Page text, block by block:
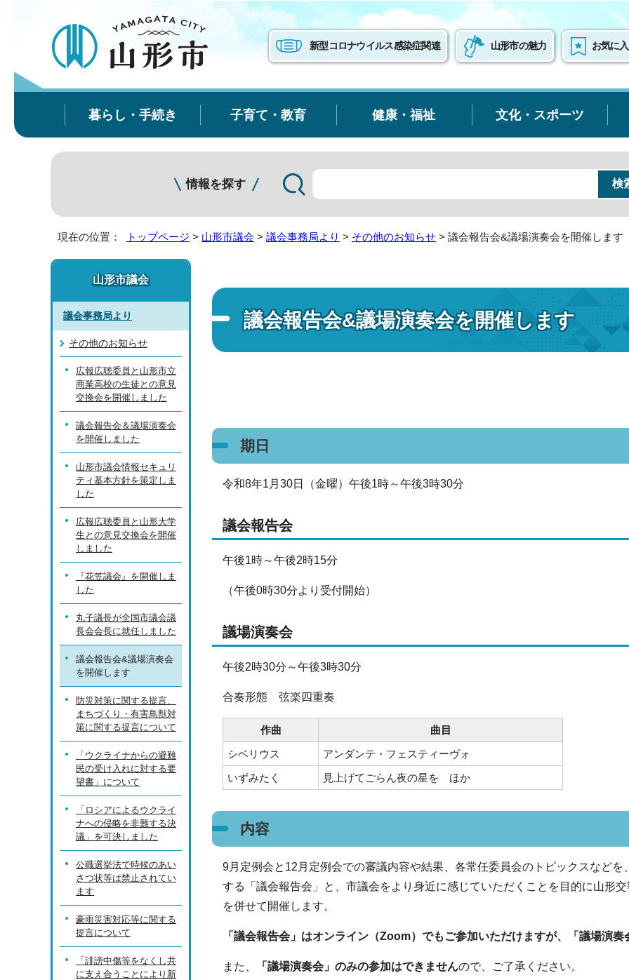
新型コロナウイルス感染症関連 山形市の魅力 お気に
暮らし・手続き 子育て・教育 健康・福祉 文化・スポーツ
情報を探す
現在の位置： トップページ > 山形市議会 > 議会事務局より > その他のお知らせ > 議会報告会&議場演奏会を開催します
議会報告会&議場演奏会を開催します
期日
令和8年1月30日（金曜）午後1時～午後3時30分
議会報告会
午後1時～午後2時15分
（午後0時30分より受付開始）
議場演奏会
午後2時30分～午後3時30分
合奏形態 弦楽四重奏
作曲
曲目
シベリウス
アンダンテ・フェスティーヴォ
いずみたく
見上げてごらん夜の星を ほか
内容
9月定例会と12月定例会での審議内容や結果、各常任委員会のトピックスなど
する「議会報告会」と、市議会をより身近に感じていただくことを目的に山形
を併せて開催します。
「議会報告会」はオンライン（Zoom）でもご参加いただけますが、「議場演
また、 「議場演奏会」のみの参加はできませんので、ご了承ください。
山形市議会
議会事務局より
その他のお知らせ
広報広聴委員と山形市立
商業高校の生徒との意見
交換会を開催しました
議会報告会＆議場演奏会
を開催しました
山形市議会情報セキュリ
ティ基本方針を策定しま
した
広報広聴委員と山形大学
生との意見交換会を開催
しました
『花笠議会』を開催しま
した
丸子議長が全国市議会議
長会会長に就任しました
議会報告会&議場演奏会
を開催します
防災対策に関する提言、
まちづくり・有害鳥獣対
策に関する提言について
「ウクライナからの避難
民の受け入れに対する要
望書」について
「ロシアによるウクライ
ナへの侵略を非難する決
議」を可決しました
公職選挙法で時候のあい
さつ状等は禁止されてい
ます
豪雨災害対応等に関する
提言について
「誹謗中傷等をなくし共
に支え合うことにより新